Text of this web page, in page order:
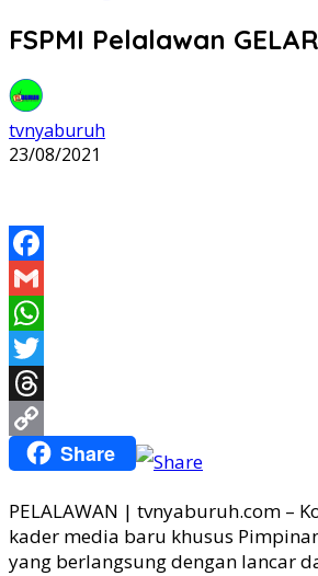
FSPMI Pelalawan
tvnyaburuh
23/08/2021
Facebook
Gmail
WhatsApp
Twitter
Threads
Copy Share
PELALAWAN | tvnyaburuh.com –
kader media baru khusus
yang berlangsung dengan lancar